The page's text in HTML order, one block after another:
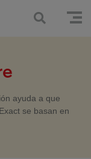
ayuda a que
se basan en